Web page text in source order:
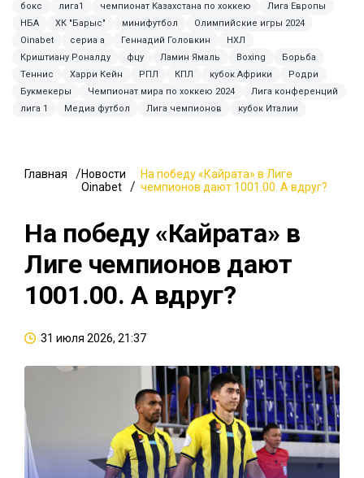
бокс лига1 чемпионат Казахстана по хоккею
Лига Европы
НБА
ХК "Барыс" минифутбол
Олимпийские игры 2024
Oinabet
сериа а Геннадий Головкин
НХЛ
Криштиану Роналду
фцу Ламин Ямаль Boxing
Борьба
Теннис
Харри Кейн РПЛ КПЛ кубок Африки
Родри
Букмекеры
Чемпионат мира по хоккею 2024
Лига конференций
лига 1
Медиа футбол Лига чемпионов кубок Италии
Главная
Новости
Oinabet
На победу «Кайрата» в Лиге
чемпионов дают 1001.00. А вдруг?
На победу «Кайрата» в
Лиге чемпионов дают
1001.00. А вдруг?
31 июля 2026, 21:37